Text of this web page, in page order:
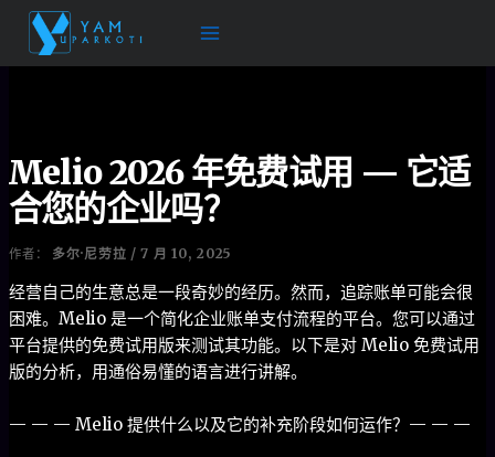
内
Melio 2026 年免费试用 — 它适
合您的企业吗？
作者： 多尔·尼劳拉 / 7 月 10, 2025
经营自己的生意总是一段奇妙的经历。然而，追踪账单可能会很
困难。Melio 是一个简化企业账单支付流程的平台。您可以通过
平台提供的免费试用版来测试其功能。以下是对 Melio 免费试用
版的分析，用通俗易懂的语言进行讲解。
— — — Melio 提供什么以及它的补充阶段如何运作？— — —